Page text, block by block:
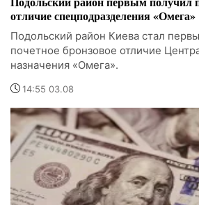
отличие спецподразделения «Омега»
Подольский район Киева стал
почетное бронзовое отличие
назначения «Омега».
14:55 03.08